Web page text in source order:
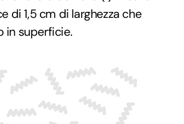
di 1,5 cm di larghezza che
in superficie.